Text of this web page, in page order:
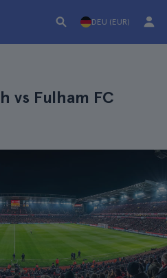
DEU (EUR)
vs Fulham FC